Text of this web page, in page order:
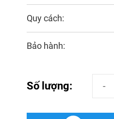
Quy cách:
Bảo hành:
Số lượng: